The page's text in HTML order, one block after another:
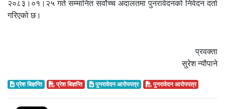
२०८३।०१।२५ गते सम्मानित सर्वोच्च अदालतमा पुनरावेदनको निवेदन दर्ता
गरिएको छ।
प्रवक्ता
सुरेश न्यौपाने
प्रेश बिज्ञप्ति प्रेश बिज्ञप्ति पुनरावेदन आरोपपत्र पुनरावेदन आरोपपत्र